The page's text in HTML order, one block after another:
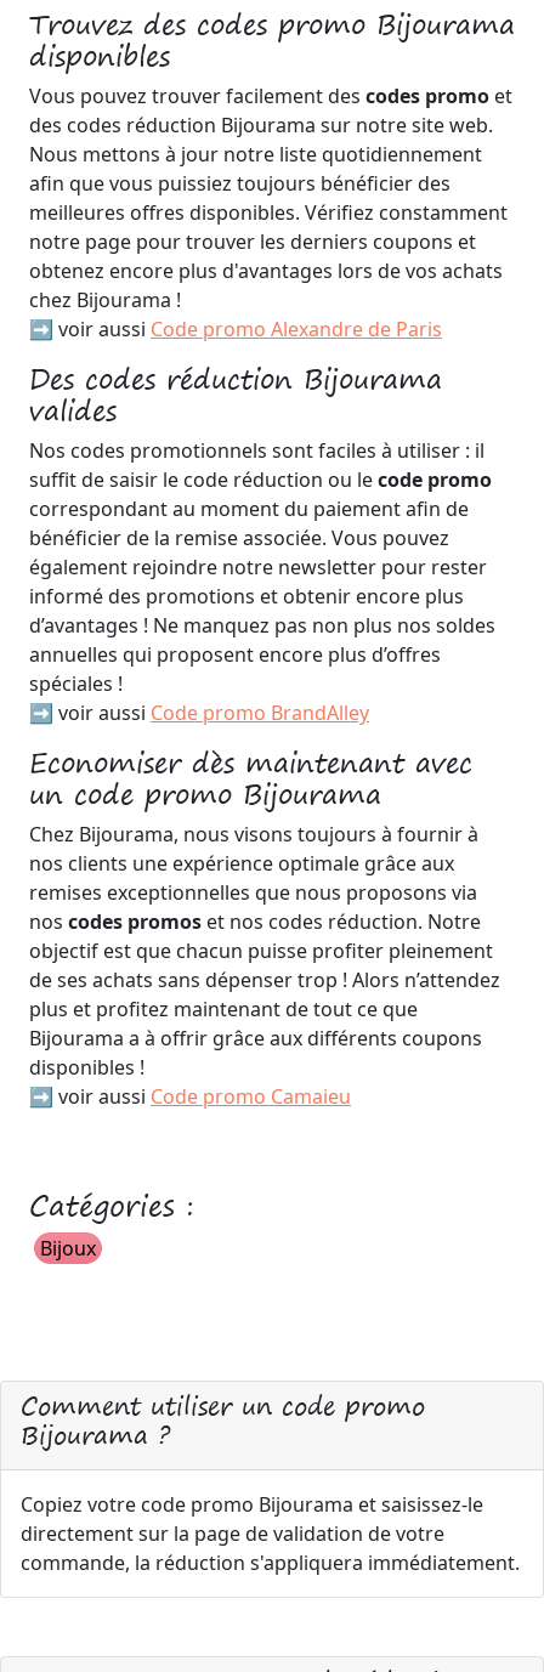
Trouvez des codes promo Bijourama
disponibles
Vous pouvez trouver facilement des codes promo et
des codes réduction Bijourama sur notre site web.
Nous mettons à jour notre liste quotidiennement
afin que vous puissiez toujours bénéficier des
meilleures offres disponibles. Vérifiez constamment
notre page pour trouver les derniers coupons et
obtenez encore plus d'avantages lors de vos achats
chez Bijourama !
➡️ voir aussi Code promo Alexandre de Paris
Des codes réduction Bijourama
valides
Nos codes promotionnels sont faciles à utiliser : il
suffit de saisir le code réduction ou lecode promo
correspondant au moment du paiement afin de
bénéficier de la remise associée. Vous pouvez
également rejoindre notre newsletter pour rester
informé des promotions et obtenir encore plus
d’avantages ! Ne manquez pas non plus nos soldes
annuelles qui proposent encore plus d’offres
spéciales !
➡️ voir aussi Code promo BrandAlley
Economiser dès maintenant avec
un code promo Bijourama
Chez Bijourama, nous visons toujours à fournir à
nos clients une expérience optimale grâce aux
remises exceptionnelles que nous proposons via
nos codes promos et nos codes réduction. Notre
objectif est que chacun puisse profiter pleinement
de ses achats sans dépenser trop ! Alors n’attendez
plus et profitez maintenant de tout ce que
Bijourama a à offrir grâce aux différents coupons
disponibles !
➡️ voir aussi Code promo Camaieu
Catégories :
Bijoux
Comment utiliser un code promo
Bijourama ?
Copiez votre code promo Bijourama et saisissez-le
directement sur la page de validation de votre
commande, la réduction s'appliquera immédiatement.